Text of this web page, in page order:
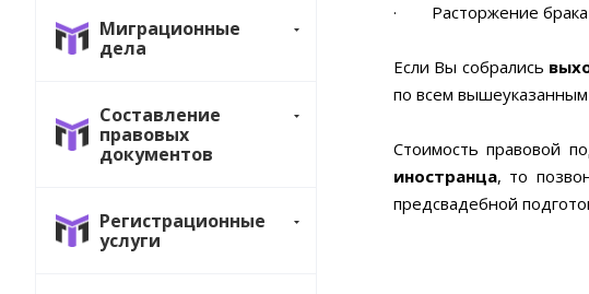
Миграционные
дела
Составление
правовых
документов
Регистрационные
услуги
· Расторжение брака
Если Вы собрались
по всем
Стоимость правовой
иностранца, то
предсвадебной